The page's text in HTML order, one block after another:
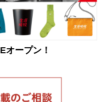
オープン！